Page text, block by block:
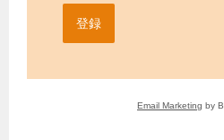
登録
Email Marketing by